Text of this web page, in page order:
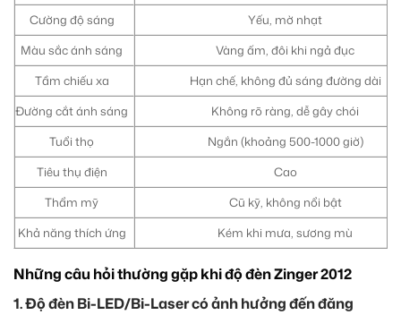
Cường độ sáng
Yếu, mờ nhạt
Màu sắc ánh sáng
Vàng ấm, đôi khi ngả đục
Tầm chiếu xa
Hạn chế, không đủ sáng đường dài
Đường cắt ánh sáng
Không rõ ràng, dễ gây chói
Tuổi thọ
Ngắn (khoảng 500-1000 giờ)
Tiêu thụ điện
Cao
Thẩm mỹ
Cũ kỹ, không nổi bật
Khả năng thích ứng
Kém khi mưa, sương mù
Những câu hỏi thường gặp khi độ đèn Zinger 2012
1. Độ đèn Bi-LED/Bi-Laser có ảnh hưởng đến đăng